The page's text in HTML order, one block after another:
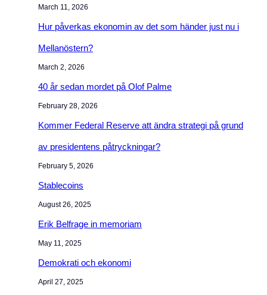
g
g
!
k
t
ä
n
t
a
t
March 11, 2026
Hur påverkas ekonomin av det som händer just nu i
Mellanöstern?
March 2, 2026
40 år sedan mordet på Olof Palme
February 28, 2026
Kommer Federal Reserve att ändra strategi på grund
av presidentens påtryckningar?
February 5, 2026
Stablecoins
August 26, 2025
Erik Belfrage in memoriam
May 11, 2025
Demokrati och ekonomi
April 27, 2025